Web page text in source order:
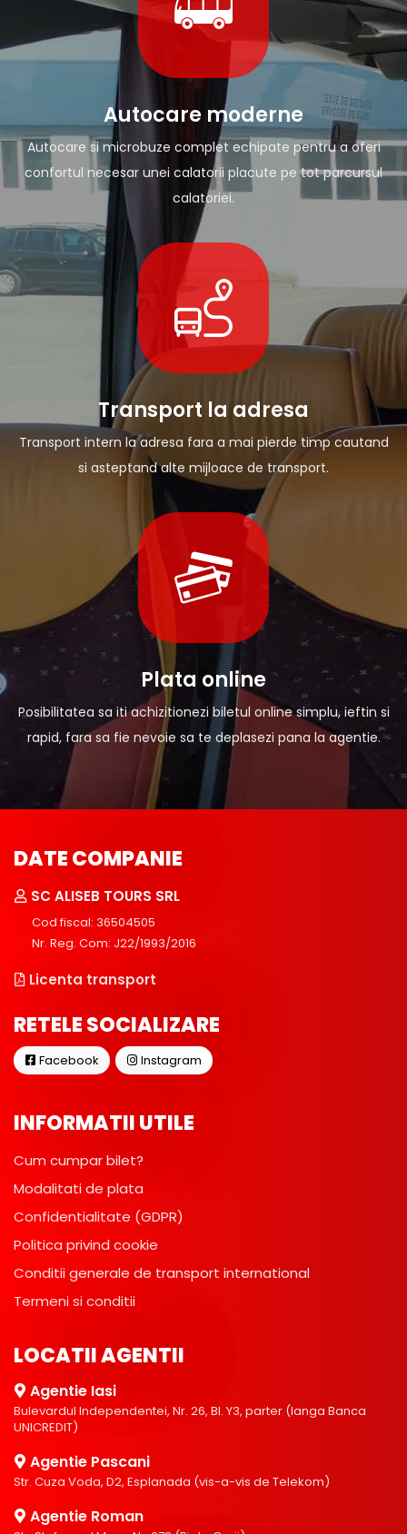
Autocare moderne
Autocare si microbuze complet echipate pentru a oferi
confortul necesar unei calatorii placute pe tot parcursul
calatoriei.
Transport la adresa
Transport intern la adresa fara a mai pierde timp cautand
si asteptand alte mijloace de transport.
Plata online
Posibilitatea sa iti achizitionezi biletul online simplu, ieftin si
rapid, fara sa fie nevoie sa te deplasezi pana la agentie.
DATE COMPANIE
SC ALISEB TOURS SRL
Cod fiscal: 36504505
Nr. Reg. Com: J22/1993/2016
Licenta transport
RETELE SOCIALIZARE
Facebook Instagram
INFORMATII UTILE
Cum cumpar bilet?
Modalitati de plata
Confidentialitate (GDPR)
Politica privind cookie
Conditii generale de transport international
Termeni si conditii
LOCATII AGENTII
Agentie Iasi
Bulevardul Independentei, Nr. 26, Bl. Y3, parter (langa Banca
UNICREDIT)
Agentie Pascani
Str. Cuza Voda, D2, Esplanada (vis-a-vis de Telekom)
Agentie Roman